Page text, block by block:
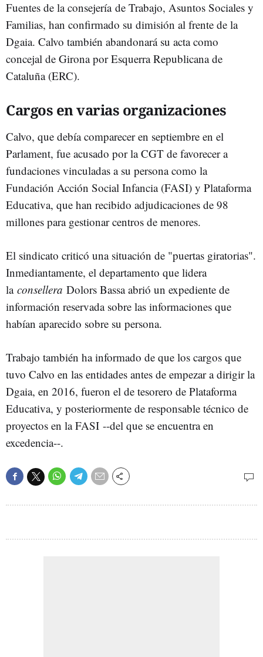
Fuentes de la consejería de Trabajo, Asuntos Sociales y
Familias, han confirmado su dimisión al frente de la
Dgaia. Calvo también abandonará su acta como
concejal de Girona por Esquerra Republicana de
Cataluña (ERC).
Cargos en varias organizaciones
Calvo, que debía comparecer en septiembre en el
Parlament, fue acusado por la CGT de favorecer a
fundaciones vinculadas a su persona como la
Fundación Acción Social Infancia (FASI) y Plataforma
Educativa, que han recibido adjudicaciones de 98
millones para gestionar centros de menores.
El sindicato criticó una situación de "puertas giratorias".
Inmediantamente, el departamento que lidera
la consellera Dolors Bassa abrió un expediente de
información reservada sobre las informaciones que
habían aparecido sobre su persona.
Trabajo también ha informado de que los cargos que
tuvo Calvo en las entidades antes de empezar a dirigir la
Dgaia, en 2016, fueron el de tesorero de Plataforma
Educativa, y posteriormente de responsable técnico de
proyectos en la FASI --del que se encuentra en
excedencia--.